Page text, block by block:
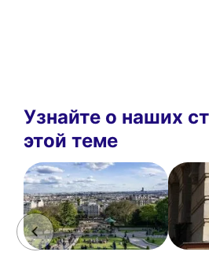
Узнайте о наших
этой теме